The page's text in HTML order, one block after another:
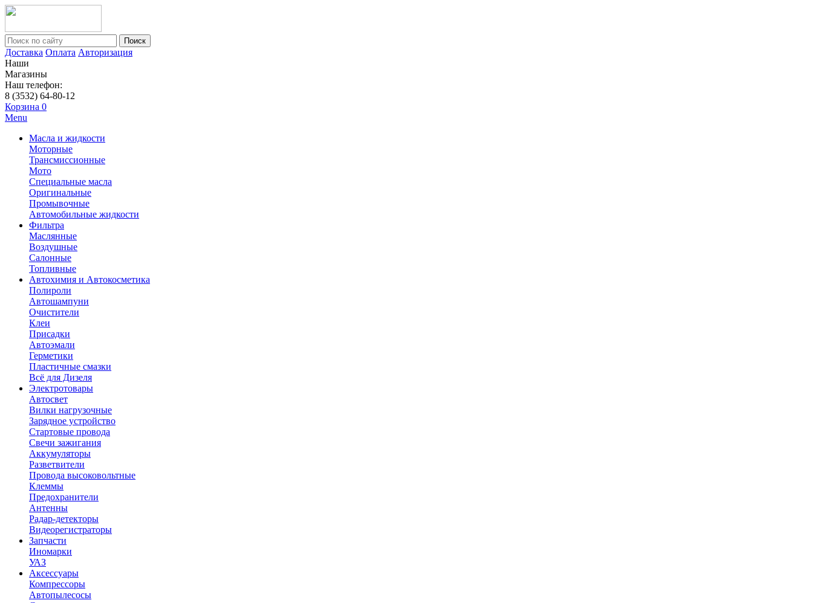
Поиск
Доставка Оплата Авторизация
Наши
Магазины
Наш телефон:
8 (3532) 64-80-12
Корзина 0
Menu
Масла и жидкости
Моторные
Трансмиссионные
Мото
Специальные масла
Оригинальные
Промывочные
Автомобильные жидкости
Фильтра
Маслянные
Воздушные
Салонные
Топливные
Автохимия и Автокосметика
Полироли
Автошампуни
Очистители
Клеи
Присадки
Автоэмали
Герметики
Пластичные смазки
Всё для Дизеля
Электротовары
Автосвет
Вилки нагрузочные
Зарядное устройство
Стартовые провода
Свечи зажигания
Аккумуляторы
Разветвители
Провода высоковольтные
Клеммы
Предохранители
Антенны
Радар-детекторы
Видеорегистраторы
Запчасти
Иномарки
УАЗ
Аксесcуары
Компрессоры
Автопылесосы